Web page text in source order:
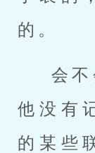
的。
会
他没有
的某些